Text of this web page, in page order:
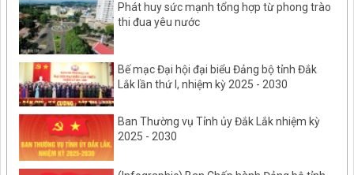
Phát huy sức mạnh tổng hợp từ phong trào
thi đua yêu nước
Bế mạc Đại hội đại biểu Đảng bộ tỉnh Đắk
Lắk lần thứ I, nhiệm kỳ 2025 - 2030
Ban Thường vụ Tỉnh ủy Đắk Lắk nhiệm kỳ
2025 - 2030